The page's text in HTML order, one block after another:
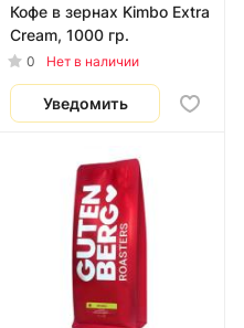
Кофе в зернах Kimbo Extra
Cream, 1000 гр.
0 Нет в наличии
Уведомить